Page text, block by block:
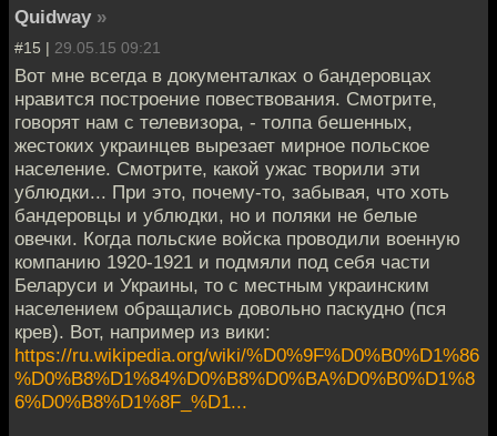
Quidway »
#15 | 29.05.15 09:21
Вот мне всегда в документалках о бандеровцах
нравится построение повествования. Смотрите,
говорят нам с телевизора, - толпа бешенных,
жестоких украинцев вырезает мирное польское
население. Смотрите, какой ужас творили эти
ублюдки... При это, почему-то, забывая, что хоть
бандеровцы и ублюдки, но и поляки не белые
овечки. Когда польские войска проводили военную
компанию 1920-1921 и подмяли под себя части
Беларуси и Украины, то с местным украинским
населением обращались довольно паскудно (пся
крев). Вот, например из вики:
https://ru.wikipedia.org/wiki/%D0%9F%D0%B0%D1%86
%D0%B8%D1%84%D0%B8%D0%BA%D0%B0%D1%8
6%D0%B8%D1%8F_%D1...